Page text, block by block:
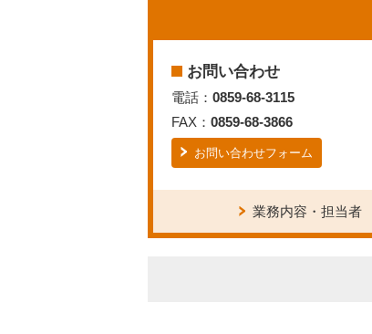
お問い合わせ
電話： 0859-68-3115
FAX： 0859-68-3866
お問い合わせフォーム
業務内容・担当者